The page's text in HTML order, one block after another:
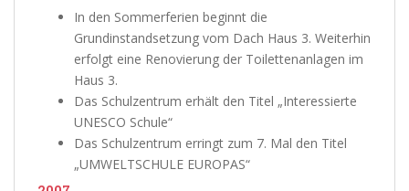
In den Sommerferien beginnt die
Grundinstandsetzung vom Dach Haus 3. Weiterhin
erfolgt eine Renovierung der Toilettenanlagen im
Haus 3.
Das Schulzentrum erhält den Titel „Interessierte
UNESCO Schule“
Das Schulzentrum erringt zum 7. Mal den Titel
„UMWELTSCHULE EUROPAS“